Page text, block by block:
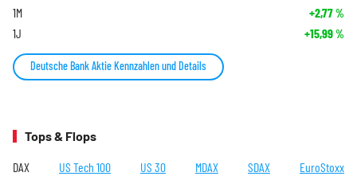
1M +2,77%
1J +15,99%
Deutsche Bank Aktie Kennzahlen und Details
Tops & Flops
DAX US Tech 100 US 30 MDAX SDAX EuroStoxx